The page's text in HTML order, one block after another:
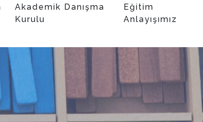
Akademik Danışma
Kurulu
Eğitim
Anlayışımız